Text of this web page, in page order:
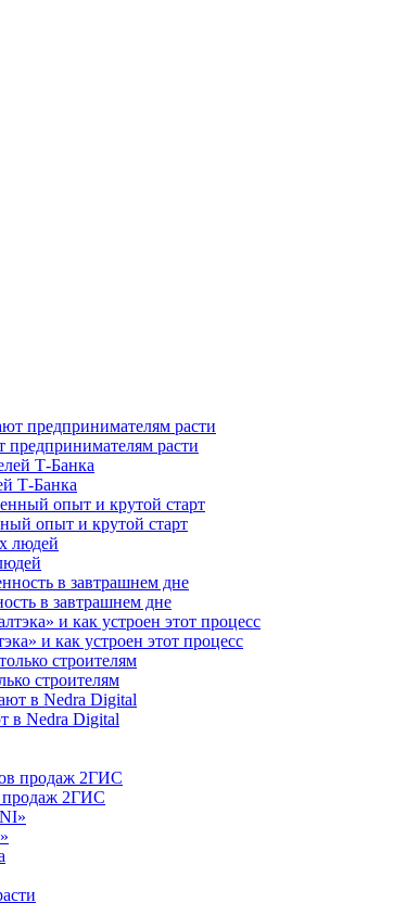
расти
Т-Банка
опыт и крутой старт
в завтрашнем дне
и как устроен этот процесс
строителям
в Nedra Digital
продаж 2ГИС